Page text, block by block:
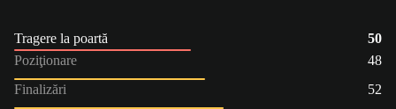
Tragere la poartă
50
Poziţionare
48
Finalizări
52